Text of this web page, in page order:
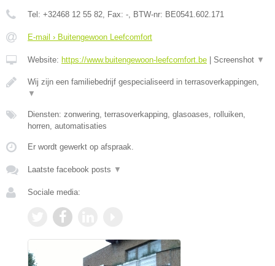
Tel: +32468 12 55 82, Fax: -, BTW-nr: BE0541.602.171
E-mail › Buitengewoon Leefcomfort
Website: https://www.buitengewoon-leefcomfort.be Screenshot ▼
Wij zijn een familiebedrijf gespecialiseerd in terrasoverkappingen,
▼
Diensten: zonwering, terrasoverkapping, glasoases, rolluiken,
horren, automatisaties
Er wordt gewerkt op afspraak.
Laatste facebook posts ▼
Sociale media: